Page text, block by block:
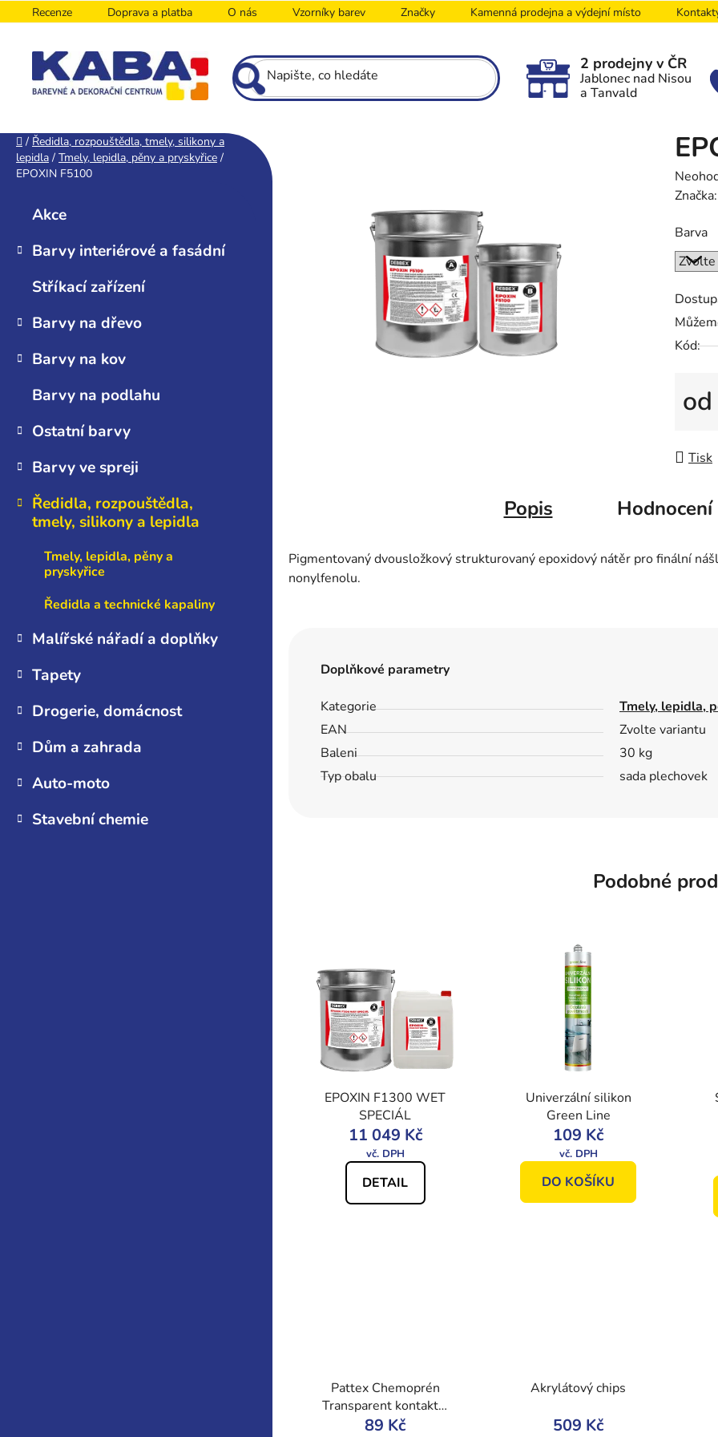
na
Recenze Doprava a platba O nás Vzorníky barev Značky Kamenná prodejna a výdejní místo
2 prodejny v ČR
Jablonec nad Nisou
a Tanvald
Domů
/ Ředidla, rozpouštědla, tmely, silikony a
lepidla / Tmely, lepidla, pěny a pryskyřice /
EPOXIN F5100
kategorieAkce
Barvy interiérové a fasádní
Stříkací zařízení
Barvy na dřevo
Barvy na kov
Barvy na podlahu
Ostatní barvy
Barvy ve spreji
Ředidla, rozpouštědla,
tmely, silikony a lepidla
Tmely, lepidla, pěny a
pryskyřice
Ředidla a technické kapaliny
Malířské nářadí a doplňky
Tapety
Drogerie, domácnost
Dům a zahrada
Auto-moto
Stavební chemie
je
0,0
z
5
Barva
Kód:
od
Tisk
Popis Hodnocení
Pigmentovaný dvousložkový strukturovaný epoxidový nátěr pro ﬁnální
nonylfenolu.
Doplňkové parametry
Kategorie
Tmely, lepidla,
EAN
Zvolte variantu
Baleni
30 kg
Typ obalu
sada plechovek
Podobné
EPOXIN F1300 WET
SPECIÁL
11 049 Kč
DETAIL
Univerzální silikon
Green Line
109 Kč
DO KOŠÍKU
Pattex Chemoprén
Transparent kontaktní
lepidlo v tubě, 50 ml
89 Kč
Akrylátový chips
509 Kč